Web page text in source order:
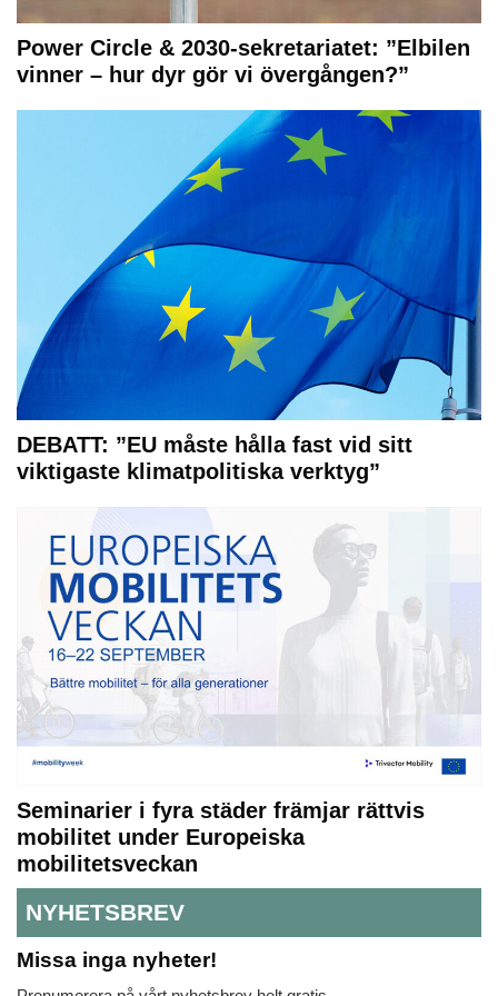
Power Circle & 2030-sekretariatet: ”Elbilen
vinner – hur dyr gör vi övergången?”
DEBATT: ”EU måste hålla fast vid sitt
viktigaste klimatpolitiska verktyg”
Seminarier i fyra städer främjar rättvis
mobilitet under Europeiska
mobilitetsveckan
NYHETSBREV
Missa inga nyheter!